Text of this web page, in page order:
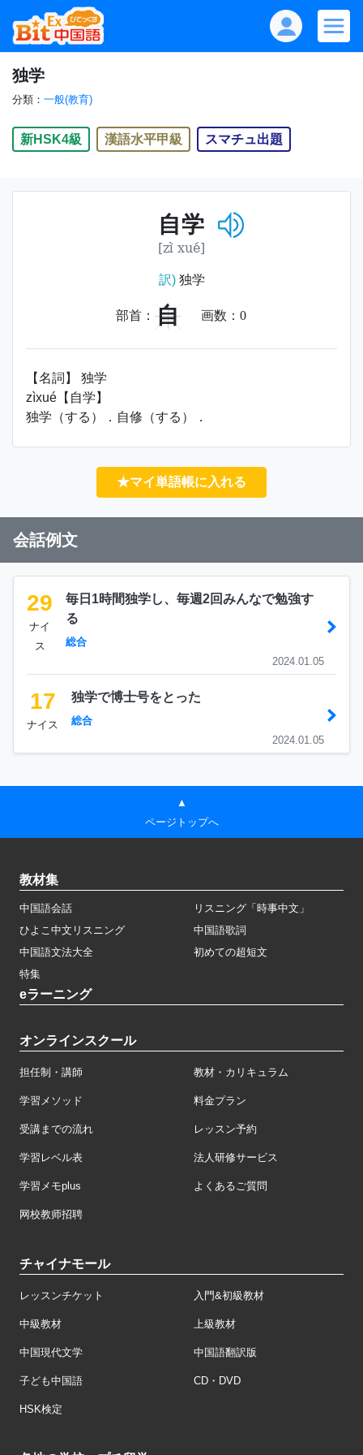
独学
分類： 一般(教育)
新HSK4級 漢語水平甲級 スマチュ出題
自学
[zì xué]
訳)独学
部首： 自 画数： 0
【名詞】 独学
zìxué【自学】
独学（する）．自修（する）．
★マイ単語帳に入れる
会話例文
29
ナイ
ス
毎日1時間独学し、毎週2回みんなで勉強す
る
総合
2024.01.05
17
ナイス
独学で博士号をとった
総合
2024.01.05
▲
ページトップへ
教材集
中国語会話
リスニング「時事中文」
ひよこ中文リスニング
中国語歌詞
中国語文法大全
初めての超短文
特集
eラーニング
オンラインスクール
担任制・講師 教材・カリキュラム
学習メソッド 料金プラン
受講までの流れ レッスン予約
学習レベル表 法人研修サービス
学習メモplus よくあるご質問
网校教师招聘
チャイナモール
レッスンチケット 入門&初級教材
中級教材 上級教材
中国現代文学 中国語翻訳版
子ども中国語 CD・DVD
HSK検定